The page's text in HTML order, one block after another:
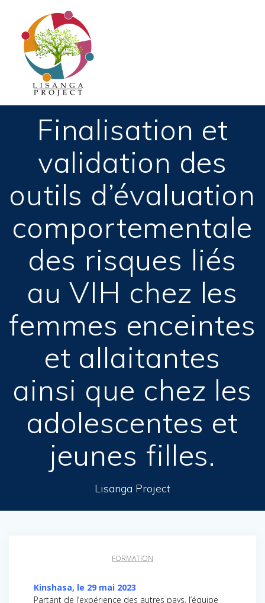
Finalisation et
validation des
outils d’évaluation
comportementale
des risques liés
au VIH chez les
femmes enceintes
et allaitantes
ainsi que chez les
adolescentes et
jeunes filles.
Lisanga Project
FORMATION
Kinshasa, le 29 mai 2023
Partant de l’expérience des autres pays, l’équipe